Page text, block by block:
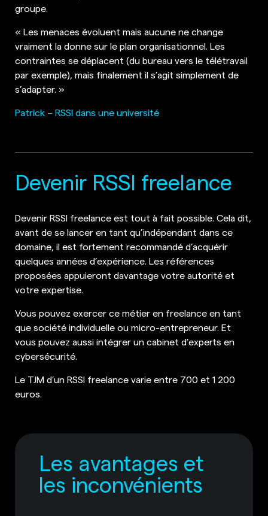
groupe.
« Les menaces évoluent mais aucune ne change
vraiment la donne sur le plan organisationnel. Les
contraintes se déplacent (du bureau vers le télétravail
par exemple), mais finalement il s’agit simplement de
s’adapter. »
Patrick – RSSI dans une université
Devenir RSSI freelance
Devenir RSSI freelance est tout à fait possible. Cela dit,
avant de se lancer en tant qu’indépendant dans ce
domaine, il est fortement recommandé d’acquérir
quelques années d’expérience. Les références
proposées appuieront davantage votre autorité et
votre expertise.
Vous pouvez exercer ce métier en freelance en tant
que société individuelle ou micro-entrepreneur. Et
vous pouvez aussi intégrer un cabinet d’experts en
cybersécurité.
Le TJM d’un RSSI freelance varie entre 700 et 1 200
euros.
Les avantages et
les inconvénients